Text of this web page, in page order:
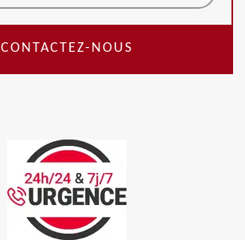
CONTACTEZ-NOUS